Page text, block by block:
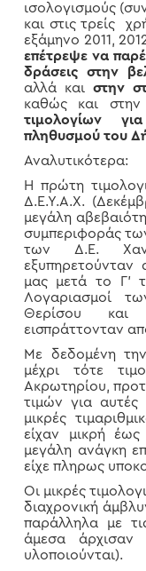
ισολογισμούς
και στις τρείς
εξάμηνο 2011,
επέτρεψε να
δράσεις στην
αλλά και στην
καθώς και
τιμολογίων
πληθυσμού του
Αναλυτικότερα:
Η πρώτη
Δ.Ε.Υ.Α.Χ.
μεγάλη
συμπεριφοράς
των Δ.Ε.
εξυπηρετούνταν
μας μετά το Γ’
Λογαριασμοί
Θερίσου και
εισπράττονταν
Με δεδομένη
μέχρι τότε
Ακρωτηρίου,
τιμών για
μικρές
είχαν μικρή έως
μεγάλη ανάγκη
είχε πληρως
Οι μικρές
διαχρονική
παράλληλα με
άμεσα άρχισαν
υλοποιούνται).